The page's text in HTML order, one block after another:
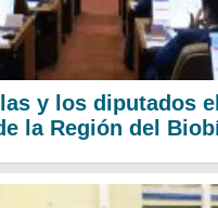
y los diputados
la Región del